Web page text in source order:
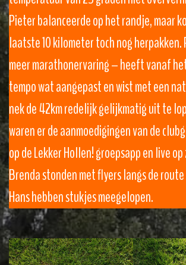
Pieter balanceerde op het randje, maar
laatste 10 kilometer toch nog
meer marathonervaring – heeft vanaf
tempo wat aangepast en wist met een
nek de 42km redelijk gelijkmatig uit te
waren er de aanmoedigingen van de
op de Lekker Hollen! groepsapp en live
Brenda stonden met flyers langs de
Hans hebben stukjes meegelopen.